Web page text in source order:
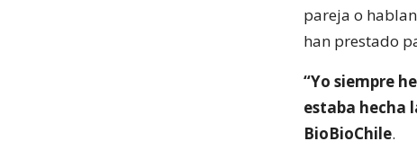
pareja o
han prestado
“Yo siempre
estaba hecha
BioBioChile.